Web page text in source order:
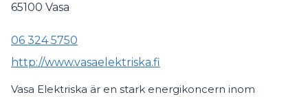
65100 Vasa
06 324 5750
http://www.vasaelektriska.fi
Vasa Elektriska är en stark energikoncern inom